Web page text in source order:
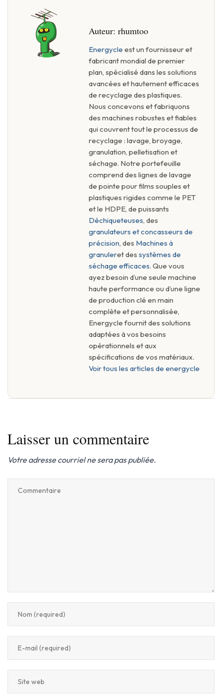
Auteur: rhumtoo
Energycle est un fournisseur et
fabricant mondial de premier
plan, spécialisé dans les solutions
avancées et hautement efficaces
de recyclage des plastiques.
Nous concevons et fabriquons
des machines robustes et fiables
qui couvrent tout le processus de
recyclage : lavage, broyage,
granulation, pelletisation et
séchage. Notre portefeuille
comprend des lignes de lavage
de pointe pour films souples et
plastiques rigides comme le PET
et le HDPE, de puissants
Déchiqueteuses, des
granulateurs et concasseurs de
précision, des Machines à
granuleret des systèmes de
séchage efficaces. Que vous
ayez besoin d’une seule machine
haute performance ou d’une ligne
de production clé en main
complète et personnalisée,
Energycle fournit des solutions
adaptées à vos besoins
opérationnels et aux
spécifications de vos matériaux.
Voir tous les articles de energycle
Laisser un commentaire
Votre adresse courriel ne sera pas publiée.